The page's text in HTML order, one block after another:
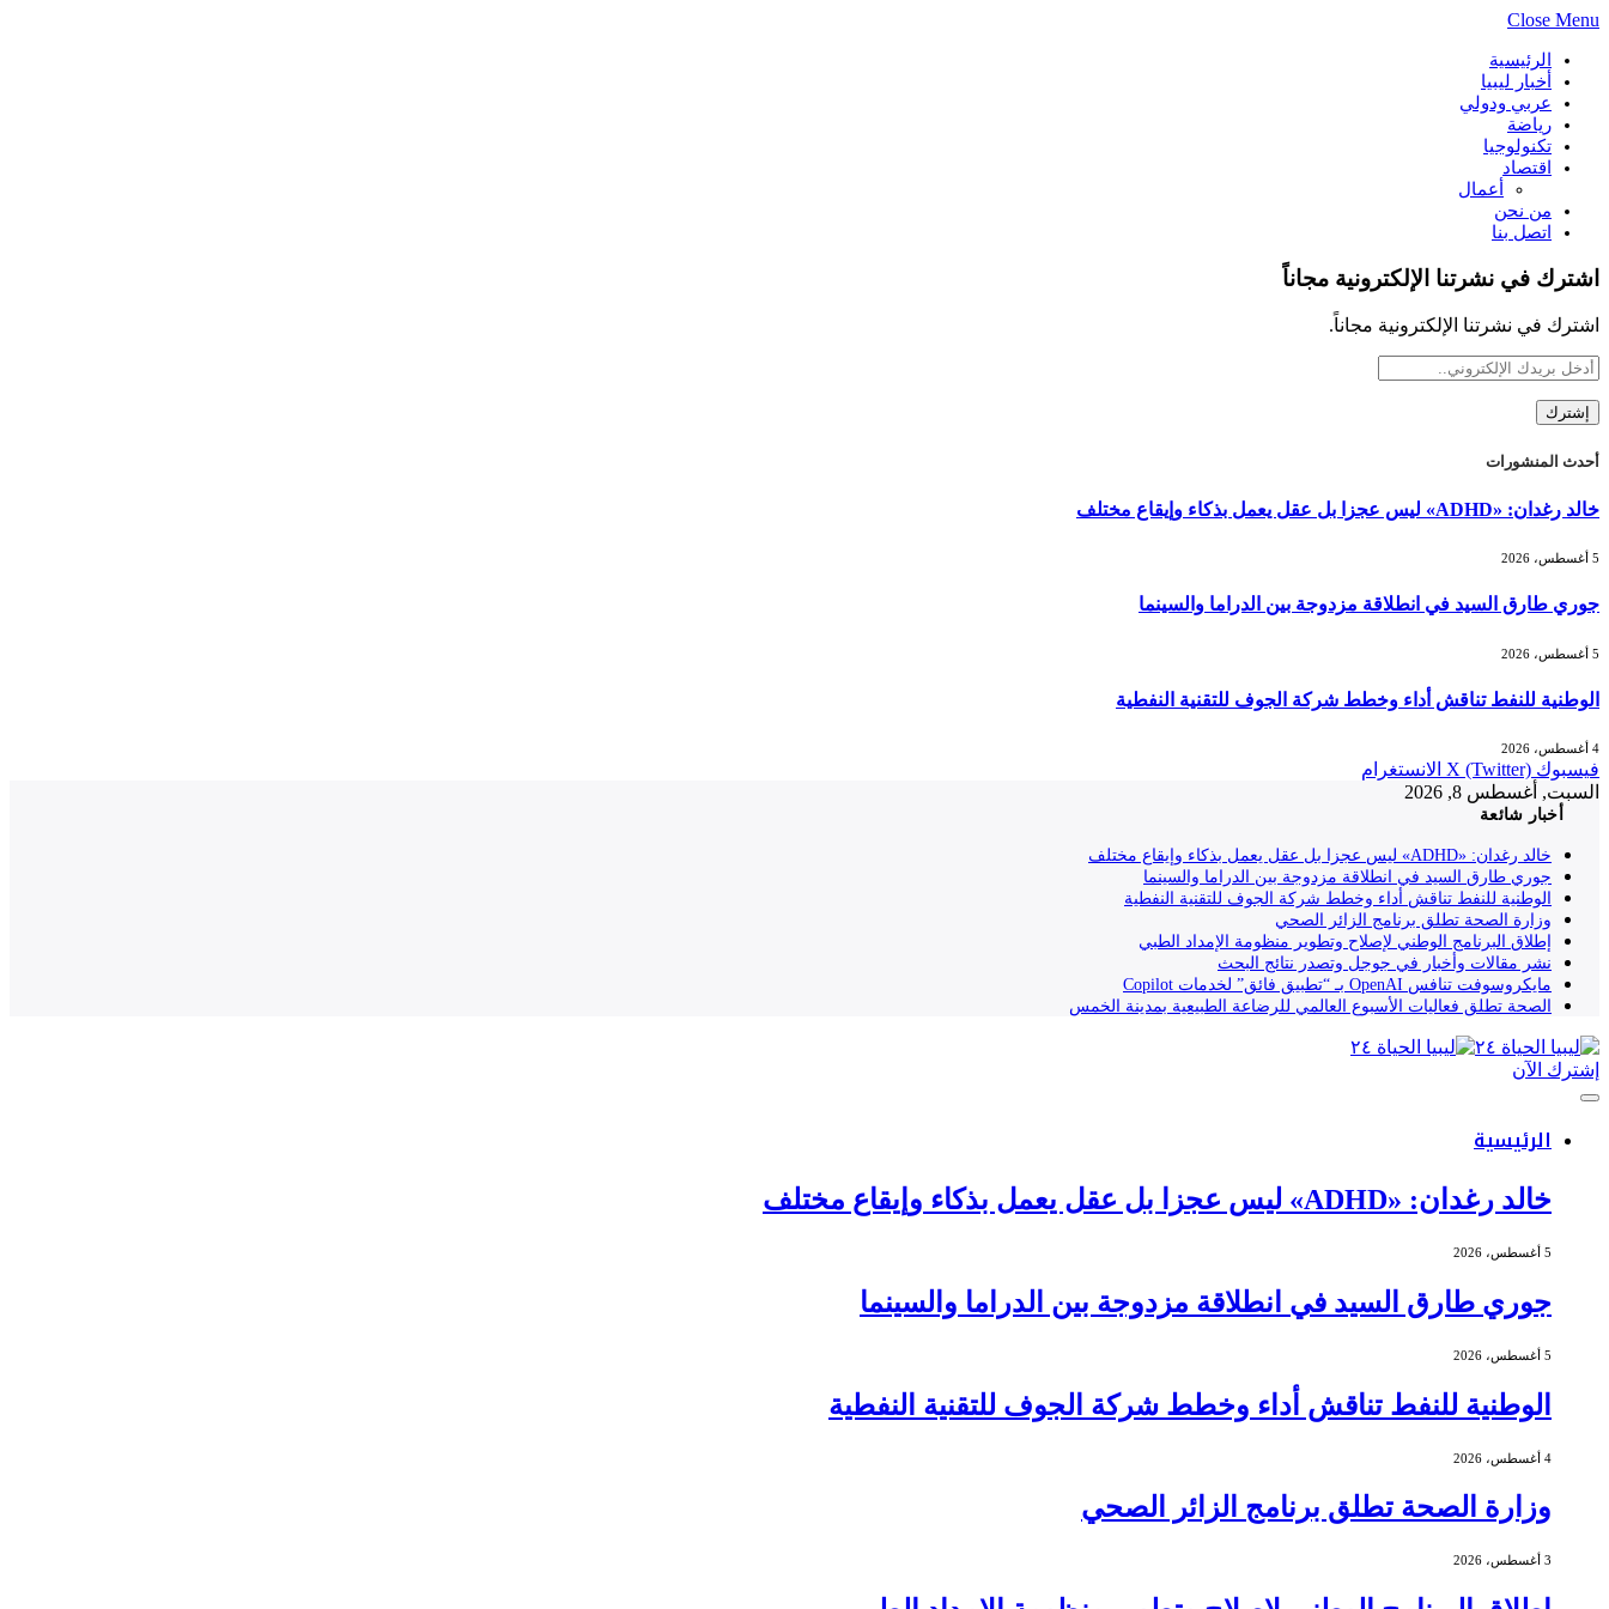
Close Menu
الرئيسية
أخبار ليبيا
عربي ودولي
رياضة
تكنولوجيا
اقتصاد
أعمال
من نحن
اتصل بنا
اشترك في نشرتنا الإلكترونية مجاناً
اشترك في نشرتنا الإلكترونية مجاناً.
أحدث المنشورات
خالد رغدان: «ADHD» ليس عجزا بل عقل يعمل بذكاء وإيقاع مختلف
5 أغسطس، 2026
جوري طارق السيد في انطلاقة مزدوجة بين الدراما والسينما
5 أغسطس، 2026
الوطنية للنفط تناقش أداء وخطط شركة الجوف للتقنية النفطية
4 أغسطس، 2026
فيسبوك X (Twitter) الانستغرام
السبت, أغسطس 8, 2026
أخبار شائعة
خالد رغدان: «ADHD» ليس عجزا بل عقل يعمل بذكاء وإيقاع مختلف
جوري طارق السيد في انطلاقة مزدوجة بين الدراما والسينما
الوطنية للنفط تناقش أداء وخطط شركة الجوف للتقنية النفطية
وزارة الصحة تطلق برنامج الزائر الصحي
إطلاق البرنامج الوطني لإصلاح وتطوير منظومة الإمداد الطبي
نشر مقالات وأخبار في جوجل وتصدر نتائج البحث
مايكروسوفت تنافس OpenAI بـ “تطبيق فائق” لخدمات Copilot
الصحة تطلق فعاليات الأسبوع العالمي للرضاعة الطبيعية بمدينة الخمس
إشترك الآن
الرئيسية
خالد رغدان: «ADHD» ليس عجزا بل عقل يعمل بذكاء وإيقاع مختلف
5 أغسطس، 2026
جوري طارق السيد في انطلاقة مزدوجة بين الدراما والسينما
5 أغسطس، 2026
الوطنية للنفط تناقش أداء وخطط شركة الجوف للتقنية النفطية
4 أغسطس، 2026
وزارة الصحة تطلق برنامج الزائر الصحي
3 أغسطس، 2026